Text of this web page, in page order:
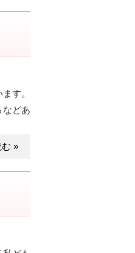
す。
などあ
»